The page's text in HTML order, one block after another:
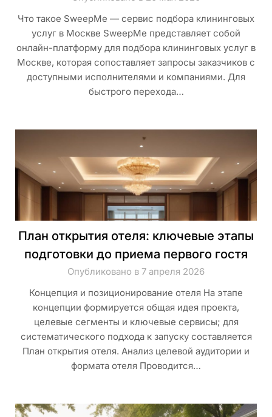
Что такое SweepMe — сервис подбора клининговых
услуг в Москве SweepMe представляет собой
онлайн-платформу для подбора клининговых услуг в
Москве, которая сопоставляет запросы заказчиков с
доступными исполнителями и компаниями. Для
быстрого перехода…
План открытия отеля: ключевые этапы
подготовки до приема первого гостя
Опубликовано в 7 апреля 2026
Концепция и позиционирование отеля На этапе
концепции формируется общая идея проекта,
целевые сегменты и ключевые сервисы; для
систематического подхода к запуску составляется
План открытия отеля. Анализ целевой аудитории и
формата отеля Проводится…